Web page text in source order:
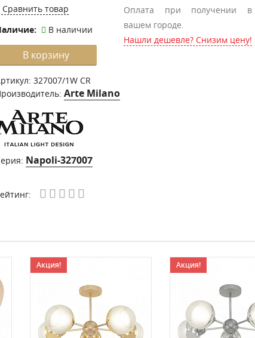
Сравнить товар
В наличии
В корзину
327007/1W CR
Arte Milano
Napoli-327007
Оплата при получении в
вашем городе.
Нашли дешевле? Снизим цену!
Акция! Акция!